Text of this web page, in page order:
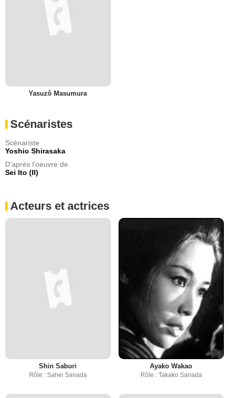
Yasuzô Masumura
Scénaristes
Scénariste
Yoshio Shirasaka
D'après l'oeuvre de
Sei Ito (II)
Acteurs et actrices
Shin Saburi
Rôle : Sahei Sanada
Ayako Wakao
Rôle : Takako Sanada